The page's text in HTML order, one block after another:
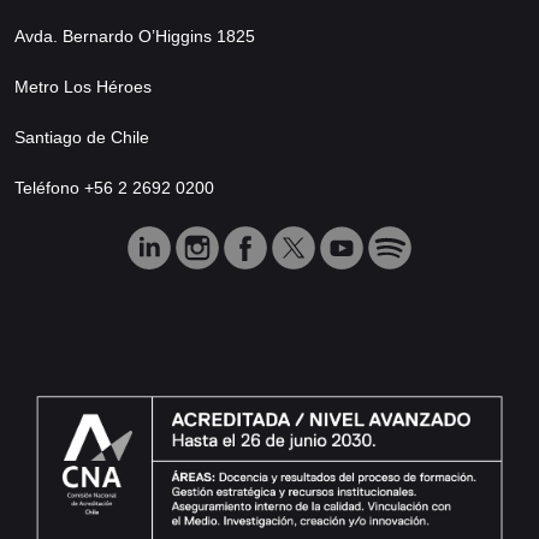
Avda. Bernardo O’Higgins 1825
Metro Los Héroes
Santiago de Chile
Teléfono +56 2 2692 0200